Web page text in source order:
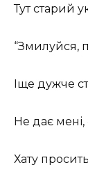
Тут старий
“Змилуйся,
Іще дужче
Не дає
Хату